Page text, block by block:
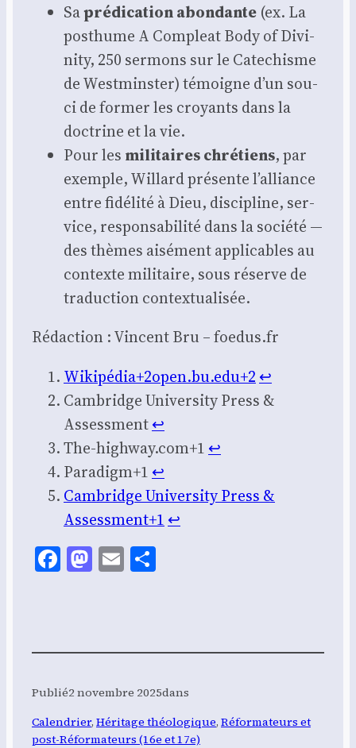
Sapré­di­ca­tion abon­dante (ex. La
post­hume A Com­pleat Body of Divi­
ni­ty, 250 ser­mons sur le Cate­chisme
de West­mins­ter) témoigne d’un sou­
ci de for­mer les croyants dans la
doc­trine et la vie.
Pour les mili­taires chré­tiens, par
exemple, Willard pré­sente l’alliance
entre fidé­li­té à Dieu, dis­ci­pline, ser­
vice, res­pon­sa­bi­li­té dans la socié­té —
des thèmes aisé­ment appli­cables au
contexte mili­taire, sous réserve de
tra­duc­tion contex­tua­li­sée.
Rédac­tion : Vincent Bru – foedus.fr
Wikipédia+2open.bu.edu+2 ↩︎
Cam­bridge Uni­ver­si­ty Press &
Assess­ment↩︎
The-highway.com+1 ↩︎
Paradigm+1 ↩︎
Cam­bridge Uni­ver­si­ty Press &
Assessment+1 ↩︎
Facebook
Mastodon
Email
Publié2 novembre 2025dans
Calendrier, Héritage théologique, Réformateurs et
post-Réformateurs (16e et 17e)